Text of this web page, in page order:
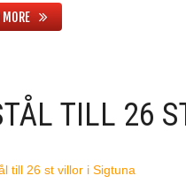
MORE
TILL 26